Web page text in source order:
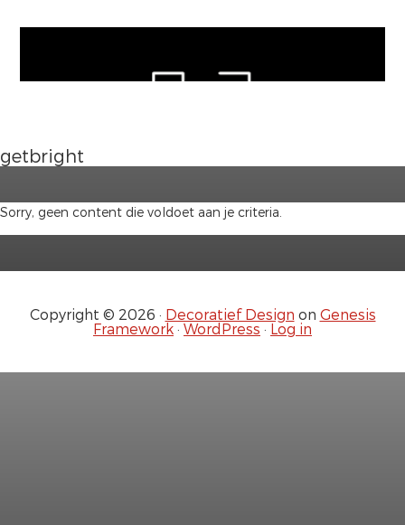
naar
getbright
Sorry, geen content die voldoet aan je criteria.
Copyright © 2026 · Decoratief Design on Genesis
Framework · WordPress · Log in